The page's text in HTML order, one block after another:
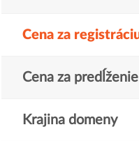
Cena za
Cena za
Krajina domeny